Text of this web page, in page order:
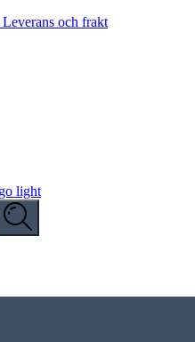
Leverans och frakt